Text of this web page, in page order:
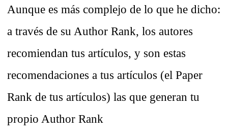
Aunque es más complejo de lo que he dicho:
a través de su Author Rank, los autores
recomiendan tus artículos, y son estas
recomendaciones a tus artículos (el Paper
Rank de tus artículos) las que generan tu
propio Author Rank